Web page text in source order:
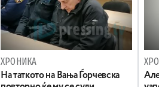
ХРОНИКА
На таткото на Вања Ѓорчевска